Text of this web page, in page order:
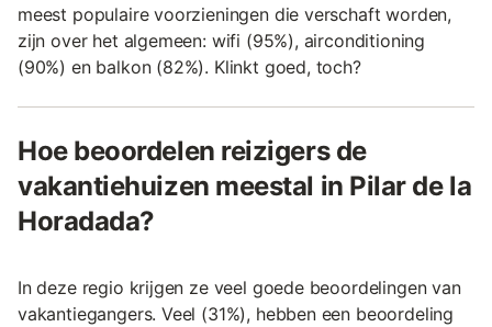
meest populaire voorzieningen die verschaft worden,
zijn over het algemeen: wifi (95%), airconditioning
(90%) en balkon (82%). Klinkt goed, toch?
Hoe beoordelen reizigers de
vakantiehuizen meestal in Pilar de la
Horadada?
In deze regio krijgen ze veel goede beoordelingen van
vakantiegangers. Veel (31%), hebben een beoordeling